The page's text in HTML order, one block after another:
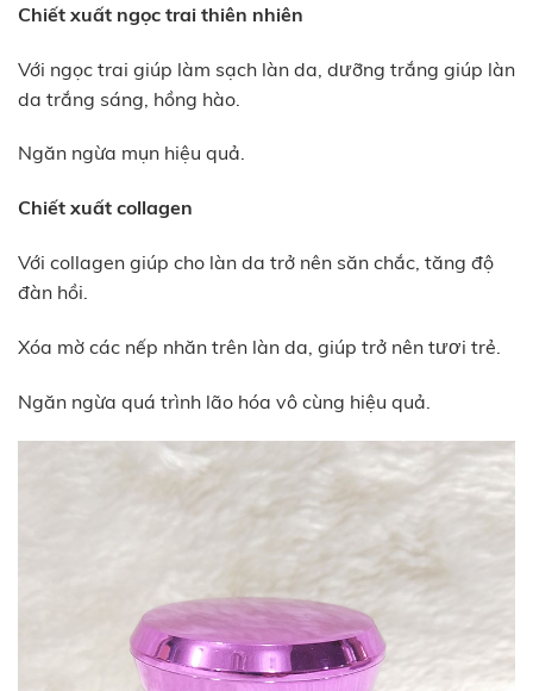
Chiết xuất ngọc trai thiên nhiên
Với ngọc trai giúp làm sạch làn da, dưỡng trắng giúp làn
da trắng sáng, hồng hào.
Ngăn ngừa mụn hiệu quả.
Chiết xuất collagen
Với collagen giúp cho làn da trở nên săn chắc, tăng độ
đàn hồi.
Xóa mờ các nếp nhăn trên làn da, giúp trở nên tươi trẻ.
Ngăn ngừa quá trình lão hóa vô cùng hiệu quả.